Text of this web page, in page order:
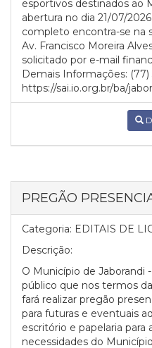
esportivos destinados ao
abertura no dia 21/07/
completo encontra-se na
Av. Francisco Moreira
solicitado por e-mail
Demais Informações: (77)
https://sai.io.org.br/ba/
PREGÃO
Categoria: EDITAIS DE
Descrição:
O Município de Jaborandi
público que nos termos da
fará realizar pregão
para futuras e eventuais
escritório e papelaria
necessidades do